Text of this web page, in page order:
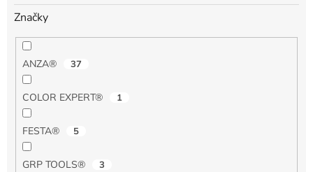
Značky
ANZA® 37
COLOR EXPERT® 1
FESTA® 5
GRP TOOLS® 3